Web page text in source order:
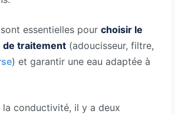
essentielles pour choisir le
de traitement (adoucisseur, filtre,
) et garantir une eau adaptée à
la conductivité, il y a deux